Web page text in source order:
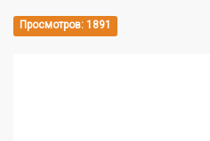
Просмотров: 1891